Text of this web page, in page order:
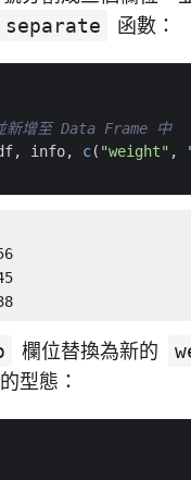
separate 函數：
新增至 Data Frame 中
, info, c( "weight" ,
欄位替換為新的
型態：